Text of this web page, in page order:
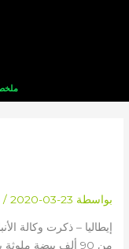
بواسطة / 2020-03-23
إيطاليا – ذكرت وكالة
من 90 ألف بيضة ملوثة بمبيد الفيبرونيل بمبيد الحشرات.